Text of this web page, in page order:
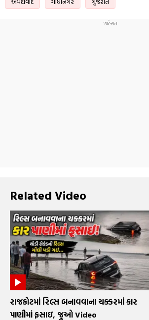
Related Video
રાજકોટમાં રિલ્સ બનાવવાના ચક્કરમાં કાર
પાણીમાં ફસાઇ, જુઓ Video